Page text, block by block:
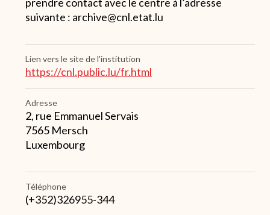
suivante : archive@cnl.etat.lu
Lien vers le site de l'institution
https://cnl.public.lu/fr.html
Adresse
2, rue Emmanuel Servais
7565 Mersch
Luxembourg
Téléphone
(+352)326955-344